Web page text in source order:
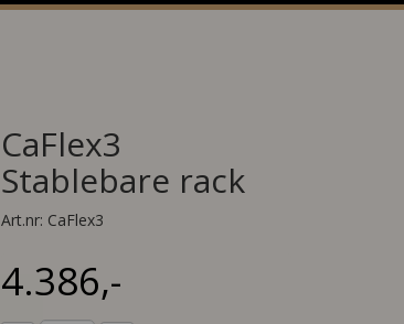
CaFlex3
Stablebare rack
Art.nr: CaFlex3
4.386,-